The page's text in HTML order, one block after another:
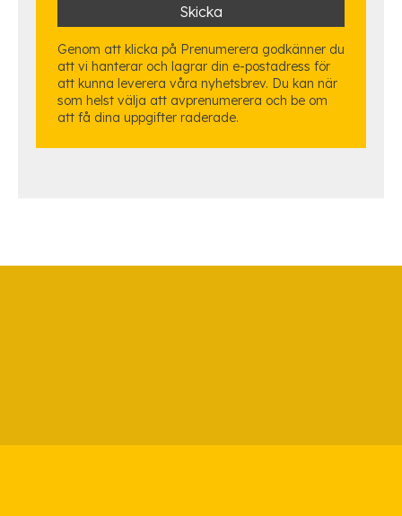
Genom att klicka på Prenumerera godkänner du
att vi hanterar och lagrar din e-postadress för
att kunna leverera våra nyhetsbrev. Du kan när
som helst välja att avprenumerera och be om
att få dina uppgifter raderade.